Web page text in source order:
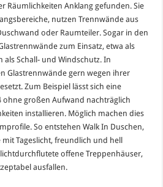
Räumlichkeiten Anklang gefunden. Sie
nutzen Trennwände aus
oder Raumteiler. Sogar in den
zum Einsatz, etwa als
als Schall- und Windschutz. In
Glastrennwände gern wegen ihrer
Zum Beispiel lässt sich eine
ohne großen Aufwand nachträglich
installieren. Möglich machen dies
So entstehen Walk In Duschen,
Tageslicht, freundlich und hell
offene Treppenhäuser,
ausfallen.